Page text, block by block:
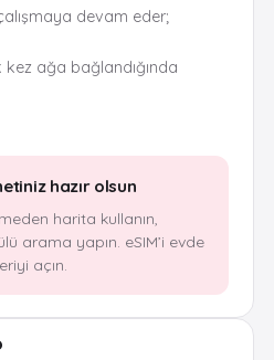
devam eder;
kez ağa bağlandığında
hazır olsun
harita kullanın,
arama yapın. eSIM’i evde
açın.